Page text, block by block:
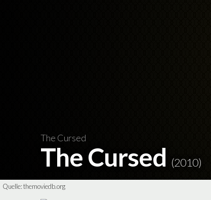
The Cursed
The Cursed (2010)
Quelle:themoviedb.org